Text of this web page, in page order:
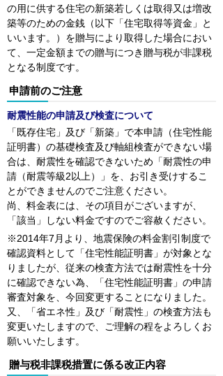
の用に供する住宅の新築若しくは取得又は増改
築等のための金銭（以下「住宅取得等資金」と
いいます。）を贈与により取得した場合におい
て、一定金額までの贈与につき贈与税が非課税
となる制度です。
申請前のご注意
耐震性能の申請及び検査について
「既存住宅」及び「新築」で本申請（住宅性能
証明書）の基礎検査及び軸組検査ができない場
合は、耐震性を確認できないため「耐震性の申
請（耐震等級2以上）」を、お引き受けするこ
とができませんのでご注意ください。
尚、料金表には、その項目がございますが、
「該当」しない料金ですのでご容赦ください。
※2014年7月より、地震保険の料金割引制度で
確認資料として「住宅性能証明書」が対象とな
りましたが、従来の検査方法では耐震性を十分
に確認できない為、「住宅性能証明書」の申請
審査対象を、今回変更することになりました。
又、「省エネ性」及び「耐震性」の検査方法も
変更いたしますので、ご理解の程をよろしくお
願いいたします。
贈与税非課税措置に係る改正内容